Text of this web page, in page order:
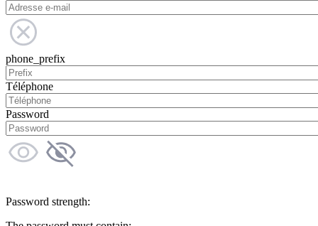
phone_prefix
Téléphone
Password
Password strength: